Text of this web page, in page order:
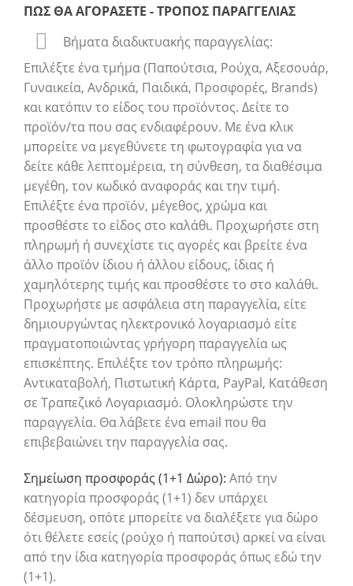
ΠΩΣ ΘΑ ΑΓΟΡΑΣΕΤE - ΤΡΟΠΟΣ ΠΑΡΑΓΓΕΛΙΑΣ
Βήματα διαδικτυακής παραγγελίας:
Επιλέξτε ένα τμήμα (Παπούτσια, Ρούχα, Αξεσουάρ,
Γυναικεία, Ανδρικά, Παιδικά, Προσφορές, Brands)
και κατόπιν το είδος του προϊόντος. Δείτε το
προϊόν/τα που σας ενδιαφέρουν. Με ένα κλικ
μπορείτε να μεγεθύνετε τη φωτογραφία για να
δείτε κάθε λεπτομέρεια, τη σύνθεση, τα διαθέσιμα
μεγέθη, τον κωδικό αναφοράς και την τιμή.
Επιλέξτε ένα προϊόν, μέγεθος, χρώμα και
προσθέστε το είδος στο καλάθι. Προχωρήστε στη
πληρωμή ή συνεχίστε τις αγορές και βρείτε ένα
άλλο προϊόν ίδιου ή άλλου είδους, ίδιας ή
χαμηλότερης τιμής και προσθέστε το στο καλάθι.
Προχωρήστε με ασφάλεια στη παραγγελία, είτε
δημιουργώντας ηλεκτρονικό λογαριασμό είτε
πραγματοποιώντας γρήγορη παραγγελία ως
επισκέπτης. Επιλέξτε τον τρόπο πληρωμής:
Αντικαταβολή, Πιστωτική Κάρτα, PayPal, Κατάθεση
σε Τραπεζικό Λογαριασμό. Ολοκληρώστε την
παραγγελία. Θα λάβετε ένα email που θα
επιβεβαιώνει την παραγγελία σας.
Σημείωση προσφοράς (1+1 Δώρο): Από την
κατηγορία προσφοράς (1+1) δεν υπάρχει
δέσμευση, οπότε μπορείτε να διαλέξετε για δώρο
ότι θέλετε εσείς (ρούχο ή παπούτσι) αρκεί να είναι
από την ίδια κατηγορία προσφοράς όπως εδώ την
(1+1).